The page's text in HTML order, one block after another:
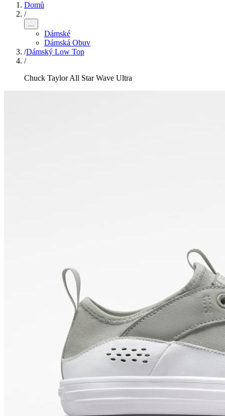
Domů
/
...
Dámské
Dámská Obuv
/Dámský Low Top
/
Chuck Taylor All Star Wave Ultra